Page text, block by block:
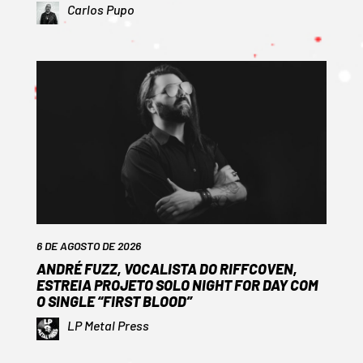
Carlos Pupo
6 DE AGOSTO DE 2026
ANDRÉ FUZZ, VOCALISTA DO RIFFCOVEN,
ESTREIA PROJETO SOLO NIGHT FOR DAY COM
O SINGLE “FIRST BLOOD”
LP Metal Press